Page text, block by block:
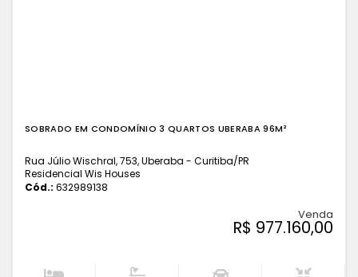
SOBRADO EM CONDOMÍNIO 3 QUARTOS UBERABA 96M²
Rua Júlio Wischral, 753, Uberaba - Curitiba/PR
Residencial Wis Houses
Cód.: 632989138
Venda
R$ 977.160,00